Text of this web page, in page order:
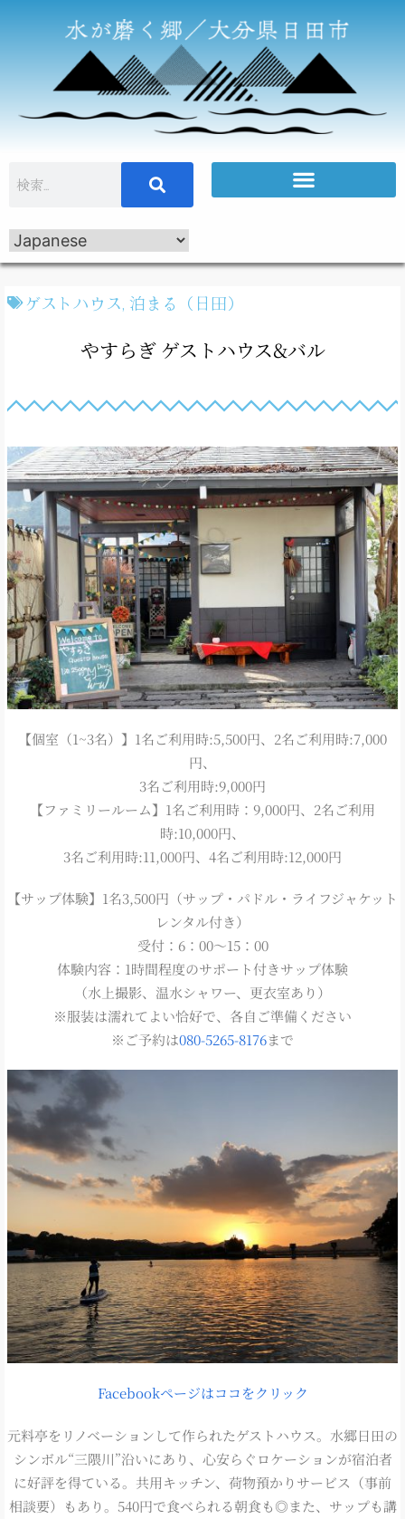
ゲストハウス, 泊まる（日田）
やすらぎ ゲストハウス&バル
【個室（1~3名）】1名ご利用時:5,500円、2名ご利用時:7,000
円、
3名ご利用時:9,000円
【ファミリールーム】1名ご利用時：9,000円、2名ご利用
時:10,000円、
3名ご利用時:11,000円、4名ご利用時:12,000円
【サップ体験】1名3,500円（サップ・パドル・ライフジャケット
レンタル付き）
受付：6：00～15：00
体験内容：1時間程度のサポート付きサップ体験
（水上撮影、温水シャワー、更衣室あり）
※服装は濡れてよい恰好で、各自ご準備ください
※ご予約は080-5265-8176まで
Facebookページはココをクリック
元料亭をリノベーションして作られたゲストハウス。水郷日田の
シンボル“三隈川”沿いにあり、心安らぐロケーションが宿泊者
に好評を得ている。共用キッチン、荷物預かりサービス（事前
相談要）もあり。540円で食べられる朝食も◎また、サップも講